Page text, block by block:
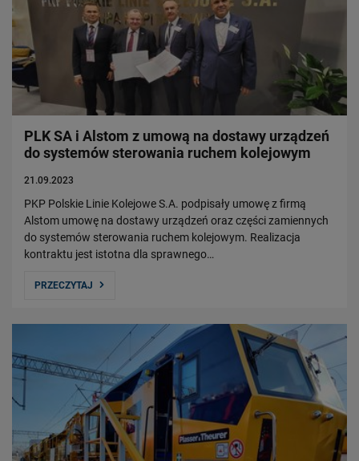
PLK SA i Alstom z umową na dostawy urządzeń
do systemów sterowania ruchem kolejowym
21.09.2023
PKP Polskie Linie Kolejowe S.A. podpisały umowę z firmą
Alstom umowę na dostawy urządzeń oraz części zamiennych
do systemów sterowania ruchem kolejowym. Realizacja
kontraktu jest istotna dla sprawnego…
PRZECZYTAJ